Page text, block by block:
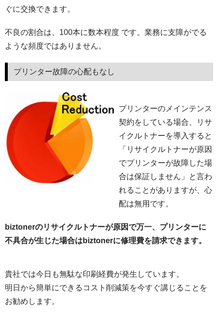
ぐに交換できます。
不良の割合は、100本に数本程度 です。業務に支障がでる
ような頻度ではありません。
プリンター故障の心配もなし
プリンターのメインテンス
契約をしている場合、リサ
イクルトナーを導入すると
「リサイクルトナーが原因
でプリンターが故障した場
合は保証しません」と言わ
れることがありますが、心
配は無用です。
biztonerのリサイクルトナーが原因で万一、プリンターに
不具合が生じた場合はbiztonerに修理費を請求できます。
貴社では今日も無駄な印刷経費が発生しています。
明日から簡単にできるコスト削減策を今すぐ講じることを
お勧めします。